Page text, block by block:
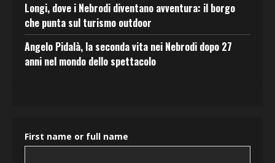
Longi, dove i Nebrodi diventano avventura: il borgo
che punta sul turismo outdoor
Angelo Pidalà, la seconda vita nei Nebrodi dopo 27
anni nel mondo dello spettacolo
First name or full name